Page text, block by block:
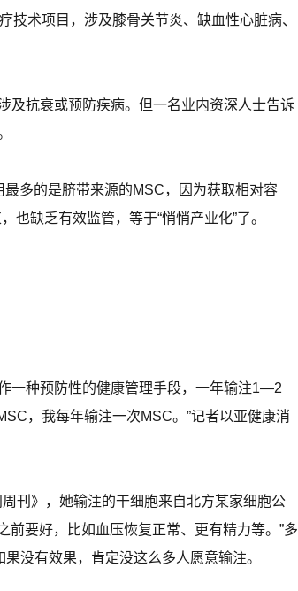
术项目，涉及膝骨关节炎、缺血性心脏病、
及抗衰或预防疾病。但一名业内资深人士告诉
多的是脐带来源的MSC，因为获取相对容
缺乏有效监管，等于“悄悄产业化”了。
一种预防性的健康管理手段，一年输注1—2
，我每年输注一次MSC。”记者以亚健康消
刊》，她输注的干细胞来自北方某家细胞公
前要好，比如血压恢复正常、更有精力等。”多
没有效果，肯定没这么多人愿意输注。